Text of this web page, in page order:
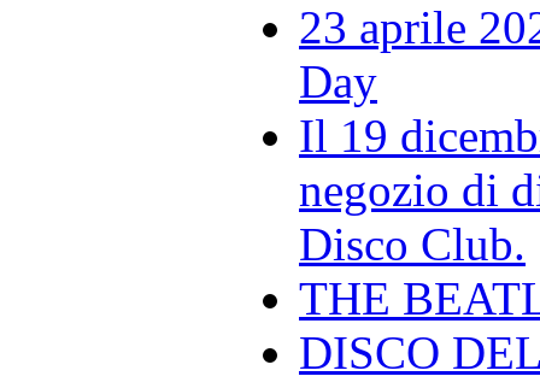
23 aprile
Day
Il 19
negozio di
Disco Club.
THE
DISCO